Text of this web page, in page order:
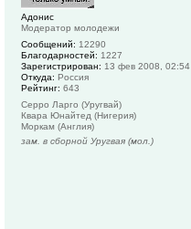
Адонис
Модератор молодежи
Сообщений: 12290
Благодарностей: 1227
Зарегистрирован: 13 фев 2008, 02:54
Откуда: Россия
Рейтинг: 643
Серро Ларго (Уругвай)
Квара Юнайтед (Нигерия)
Моркам (Англия)
зам. в сборной Уругвая (мол.)